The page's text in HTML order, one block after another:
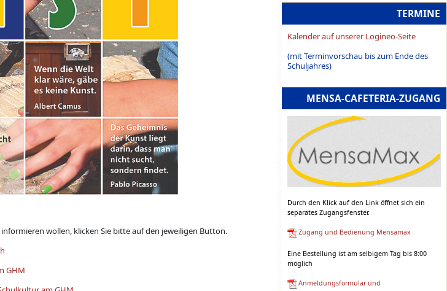
TERMINE
Kalender auf unserer Logineo-Seite
(mit Terminvorschau bis zum Ende des
Schuljahres)
MENSA-CAFETERIA-ZUGANG
Durch den Klick auf den Link öffnet sich ein
separates Zugangsfenster.
Zugang und Bedienung Mensamax
Eine Bestellung ist am selbigem Tag bis 8:00
möglich
Anmeldungsformular und
wollen, klicken Sie bitte auf den jeweiligen Button.
GHM